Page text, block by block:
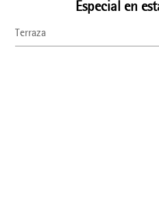
Especial en
Terraza